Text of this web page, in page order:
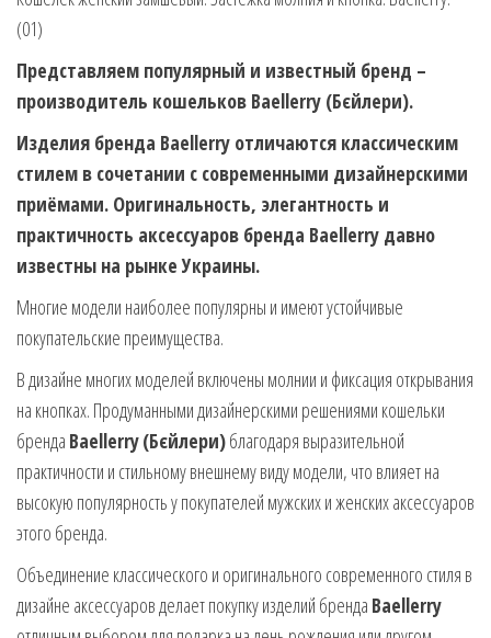
(01)
Представляем популярный и известный бренд –
производитель кошельков Baellerry (Бєйлери).
Изделия бренда Baellerry отличаются классическим
стилем в сочетании с современными дизайнерскими
приёмами. Оригинальность, элегантность и
практичность аксессуаров бренда Baellerry давно
известны на рынке Украины.
Многие модели наиболее популярны и имеют устойчивые
покупательские преимущества.
В дизайне многих моделей включены молнии и фиксация открывания
на кнопках. Продуманными дизайнерскими решениями кошельки
бренда Baellerry(Бєйлери)благодаря выразительной
практичности и стильному внешнему виду модели, что влияет на
высокую популярность у покупателей мужских и женских аксессуаров
этого бренда.
Объединение классического и оригинального современного стиля в
дизайне аксессуаров делает покупку изделий бренда Baellerry